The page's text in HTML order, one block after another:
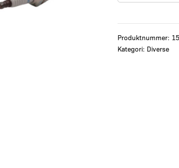
Produktnummer:
Kategori: Diverse